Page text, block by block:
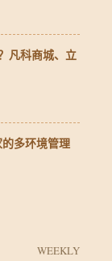
凡科商城、立
多环境管理
WEEKLY